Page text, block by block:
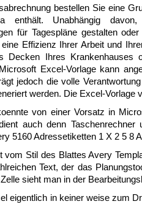
bestellen Sie eine
enthält. Unabhängig
für Tagespläne gestalten
Effizienz Ihrer Arbeit und
Decken Ihres Krankenhauses
Excel-Vorlage kann
jedoch die volle
werden. Die Excel-Vorlage
von einer Vorsatz in
auch denn
5160 Adressetiketten 1 X 2 5 8
vom Stil des Blattes Avery
Text, der das
sieht man in der
eigentlich in keiner weise zum